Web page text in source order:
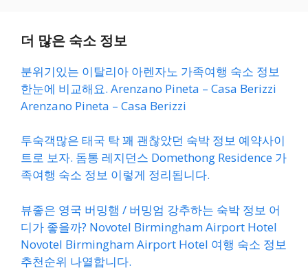
더 많은 숙소 정보
분위기있는 이탈리아 아렌자노 가족여행 숙소 정보
한눈에 비교해요. Arenzano Pineta – Casa Berizzi
Arenzano Pineta – Casa Berizzi
투숙객많은 태국 탁 꽤 괜찮았던 숙박 정보 예약사이
트로 보자. 돔통 레지던스 Domethong Residence 가
족여행 숙소 정보 이렇게 정리됩니다.
뷰좋은 영국 버밍햄 / 버밍엄 강추하는 숙박 정보 어
디가 좋을까? Novotel Birmingham Airport Hotel
Novotel Birmingham Airport Hotel 여행 숙소 정보
추천순위 나열합니다.